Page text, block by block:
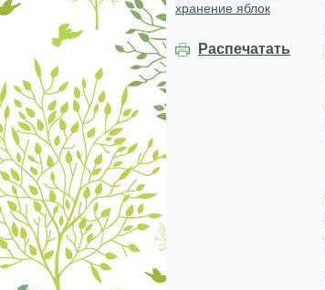
хранение яблок
Распечатать